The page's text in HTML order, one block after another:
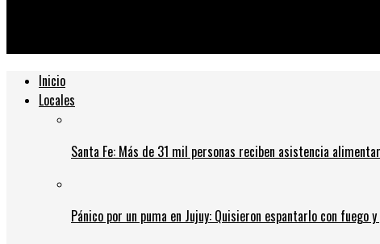
Inicio
Locales
Santa Fe: Más de 31 mil personas reciben asistencia
Pánico por un puma en Jujuy: Quisieron espantarlo con